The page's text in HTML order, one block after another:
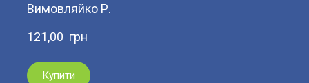
Вимовляйко Р.
121,00  грн
Купити